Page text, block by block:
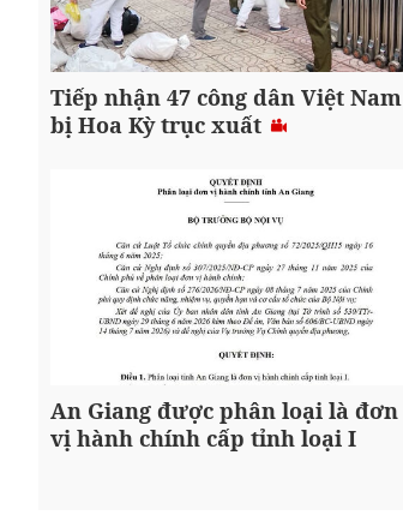
Tiếp nhận 47 công dân Việt Nam
bị Hoa Kỳ trục xuất
An Giang được phân loại là đơn
vị hành chính cấp tỉnh loại I